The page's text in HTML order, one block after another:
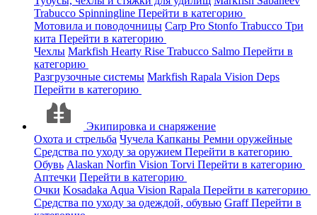
Trabucco Spinningline Перейти в категорию
Мотовила и поводочницы Carp Pro Stonfo Trabucco Три
кита Перейти в категорию
Чехлы Markfish Hearty Rise Trabucco Salmo Перейти в
категорию
Разгрузочные системы Markfish Rapala Vision Deps
Перейти в категорию
Экипировка и снаряжение
Охота и стрельба Чучела Капканы Ремни оружейные
Средства по уходу за оружием Перейти в категорию
Обувь Alaskan Norfin Vision Torvi Перейти в категорию
Аптечки Перейти в категорию
Очки Kosadaka Aqua Vision Rapala Перейти в категорию
Средства по уходу за одеждой, обувью GraffПерейти в